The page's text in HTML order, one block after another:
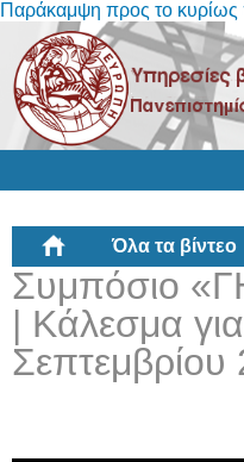
Παράκαμψη προς το κυρίως
Όλα τα βίντεο
Συμπόσιο
| Κάλεσμα